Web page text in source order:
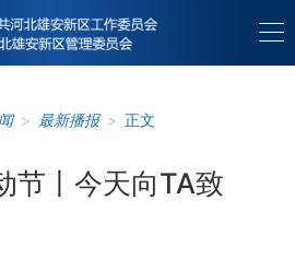
> 最新播报 > 正文
节丨今天向TA致